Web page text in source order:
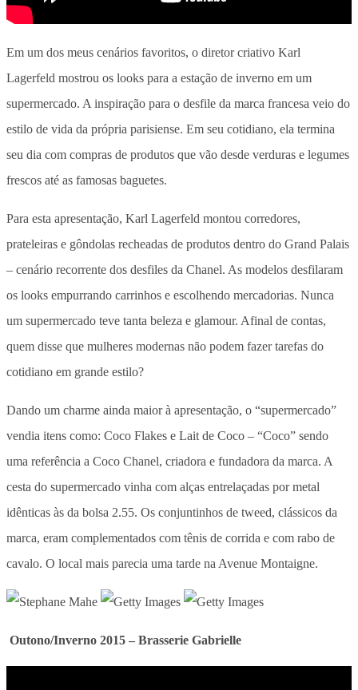
Em um dos meus cenários favoritos, o diretor criativo Karl
Lagerfeld mostrou os looks para a estação de inverno em um
supermercado. A inspiração para o desfile da marca francesa veio do
estilo de vida da própria parisiense. Em seu cotidiano, ela termina
seu dia com compras de produtos que vão desde verduras e legumes
frescos até as famosas baguetes.
Para esta apresentação, Karl Lagerfeld montou corredores,
prateleiras e gôndolas recheadas de produtos dentro do Grand Palais
– cenário recorrente dos desfiles da Chanel. As modelos desfilaram
os looks empurrando carrinhos e escolhendo mercadorias. Nunca
um supermercado teve tanta beleza e glamour. Afinal de contas,
quem disse que mulheres modernas não podem fazer tarefas do
cotidiano em grande estilo?
Dando um charme ainda maior à apresentação, o “supermercado”
vendia itens como: Coco Flakes e Lait de Coco – “Coco” sendo
uma referência a Coco Chanel, criadora e fundadora da marca. A
cesta do supermercado vinha com alças entrelaçadas por metal
idênticas às da bolsa 2.55. Os conjuntinhos de tweed, clássicos da
marca, eram complementados com tênis de corrida e com rabo de
cavalo. O local mais parecia uma tarde na Avenue Montaigne.
Outono/Inverno 2015 – Brasserie Gabrielle